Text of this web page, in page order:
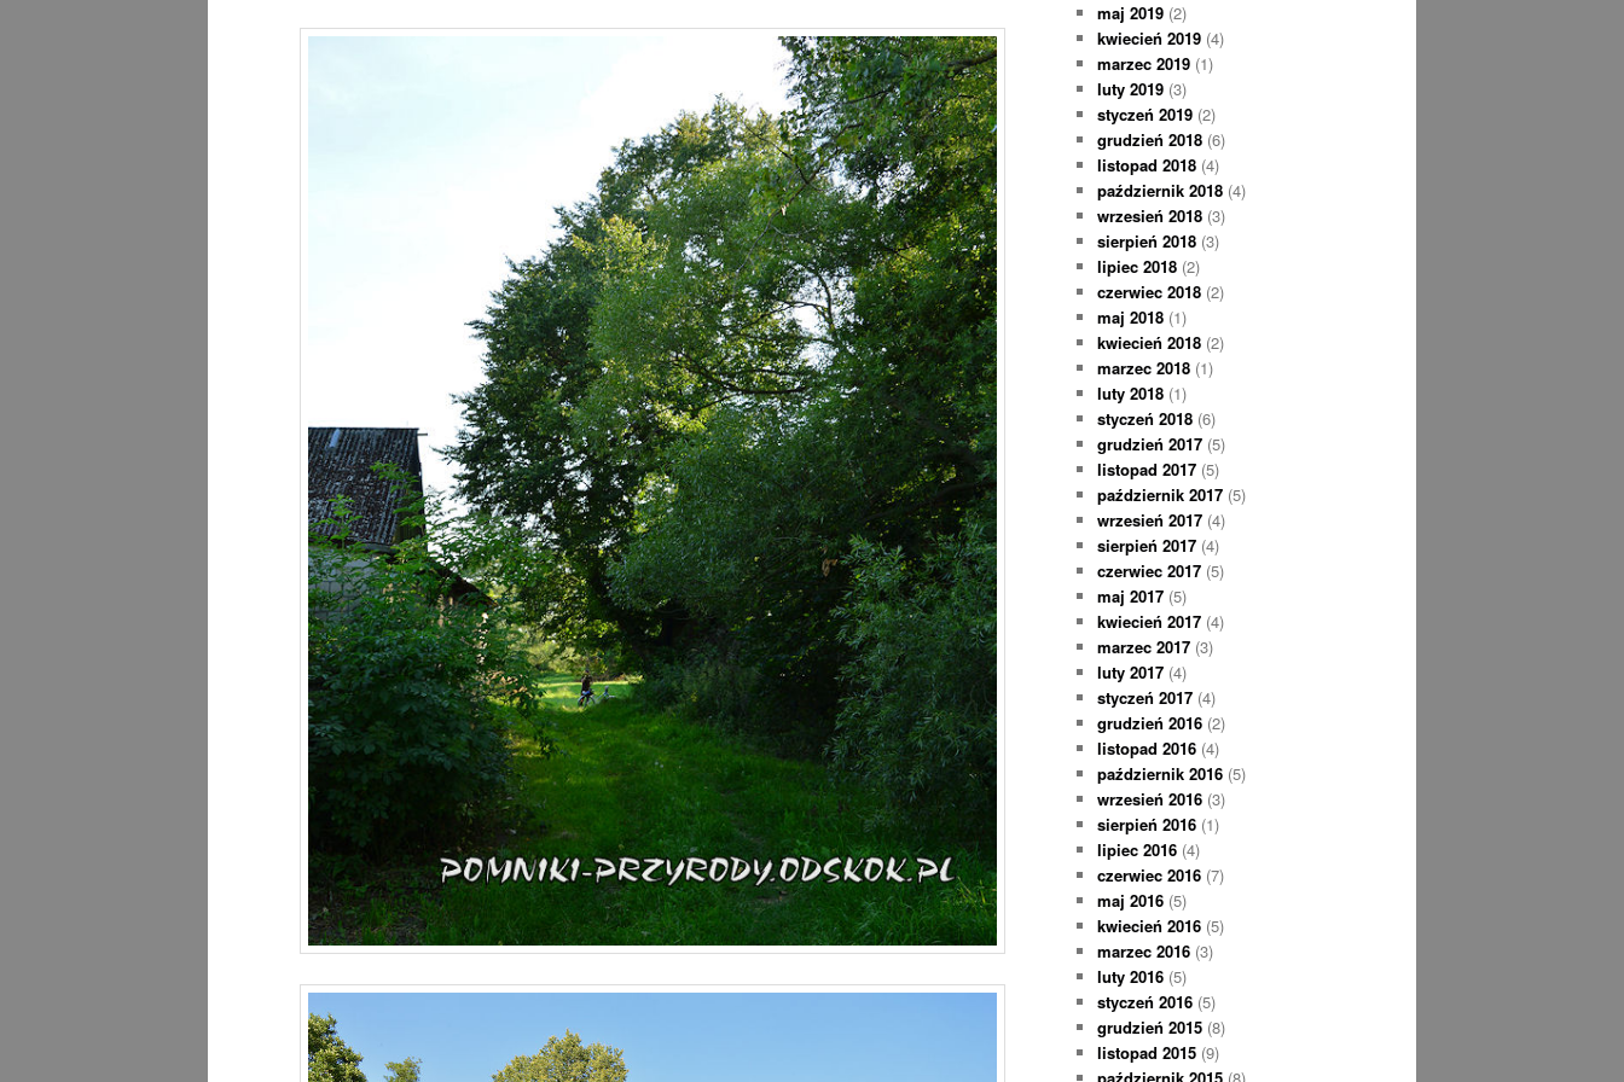
maj 2019 (2)
kwiecień 2019 (4)
marzec 2019 (1)
luty 2019 (3)
styczeń 2019 (2)
grudzień 2018 (6)
listopad 2018 (4)
październik 2018 (4)
wrzesień 2018 (3)
sierpień 2018 (3)
lipiec 2018 (2)
czerwiec 2018 (2)
maj 2018 (1)
kwiecień 2018 (2)
marzec 2018 (1)
luty 2018 (1)
styczeń 2018 (6)
grudzień 2017 (5)
listopad 2017 (5)
październik 2017 (5)
wrzesień 2017 (4)
sierpień 2017 (4)
czerwiec 2017 (5)
maj 2017 (5)
kwiecień 2017 (4)
marzec 2017 (3)
luty 2017 (4)
styczeń 2017 (4)
grudzień 2016 (2)
listopad 2016 (4)
październik 2016 (5)
wrzesień 2016 (3)
sierpień 2016 (1)
lipiec 2016 (4)
czerwiec 2016 (7)
maj 2016 (5)
kwiecień 2016 (5)
marzec 2016 (3)
luty 2016 (5)
styczeń 2016 (5)
grudzień 2015 (8)
listopad 2015 (9)